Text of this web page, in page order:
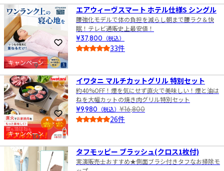
お気に入りに登録
キャンペーン
エアウィーヴスマート ホテル仕様S シングル
腰強化モデルで体の負担を減らし朝まで腰ラク＆快
眠！テレビ通販史上最安値！
¥37,800 （税込）
33件
お気に入りに登録
キャンペーン
9
イワタニ マルチカットグリル 特別セット
約40%OFF！煙を気にせず直火で美味しい！煙と油は
ねを大幅カットの焼き肉グリル特別セット
¥9,980 （税込） ¥16,800
26件
10
タフモッピー ブラッシュ(クロス1枚付)
実演販売士おすすめ★側面ブラシ付きタフなお掃除モ